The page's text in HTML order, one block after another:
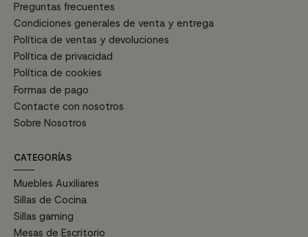
Preguntas frecuentes
Condiciones generales de venta y entrega
Política de ventas y devoluciones
Política de privacidad
Política de cookies
Formas de pago
Contacte con nosotros
Sobre Nosotros
CATEGORÍAS
Muebles Auxiliares
Sillas de Cocina
Sillas gaming
Mesas de Escritorio